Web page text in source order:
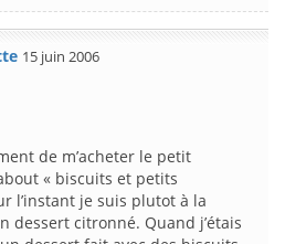
15 juin 2006
de m’acheter le petit
« biscuits et petits
l’instant je suis plutot à la
dessert citronné. Quand j’étais